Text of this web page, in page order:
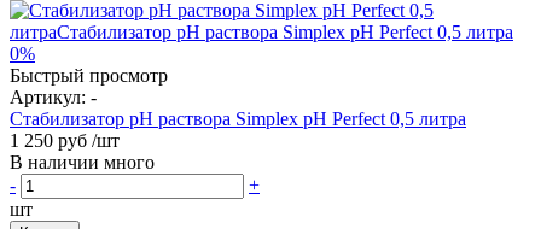
0%
Быстрый просмотр
Артикул: -
Стабилизатор рН раствора Simplex pH Perfect 0,5 литра
1 250 руб /шт
В наличии много
-
+
шт